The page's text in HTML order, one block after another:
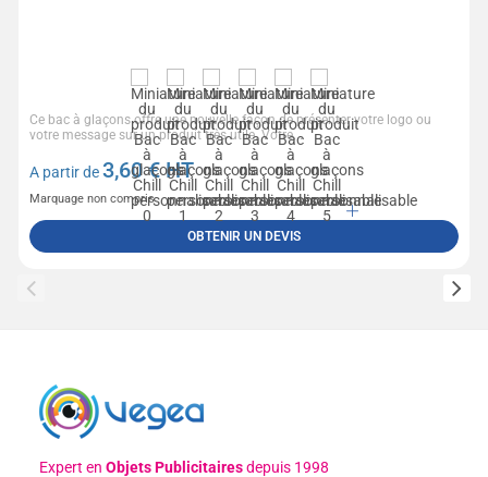
Ce bac à glaçons offre une nouvelle façon de présenter votre logo ou
votre message sur un produit très utile. Votre...
A partir de3,60€ HT
Marquage non compris
OBTENIR UN DEVIS
Expert enObjets Publicitairesdepuis 1998